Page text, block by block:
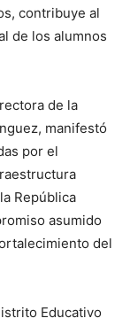
contribuye al
de los alumnos
de la
manifestó
por el
República
asumido
del
Educativo